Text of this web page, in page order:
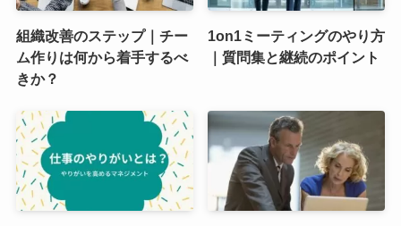
組織改善のステップ｜チー
ム作りは何から着手するべ
きか？
1on1ミーティングのやり方
｜質問集と継続のポイント